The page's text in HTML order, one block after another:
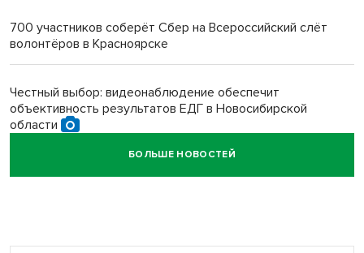
Обновлённое отделение ВТБ открылось в Искитиме
700 участников соберёт Сбер на Всероссийский слёт
волонтёров в Красноярске
Честный выбор: видеонаблюдение обеспечит
объективность результатов ЕДГ в Новосибирской
области
Кибертанки пошли в бой: «Ростелеком» объявляет
БОЛЬШЕ НОВОСТЕЙ